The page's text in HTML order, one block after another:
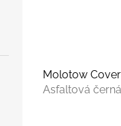
Molotow
Asfaltová černá